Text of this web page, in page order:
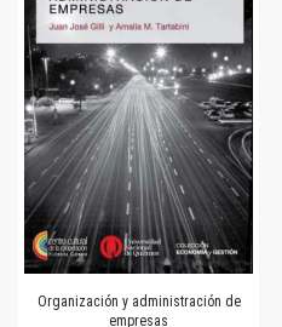
Organización y administración de
empresas